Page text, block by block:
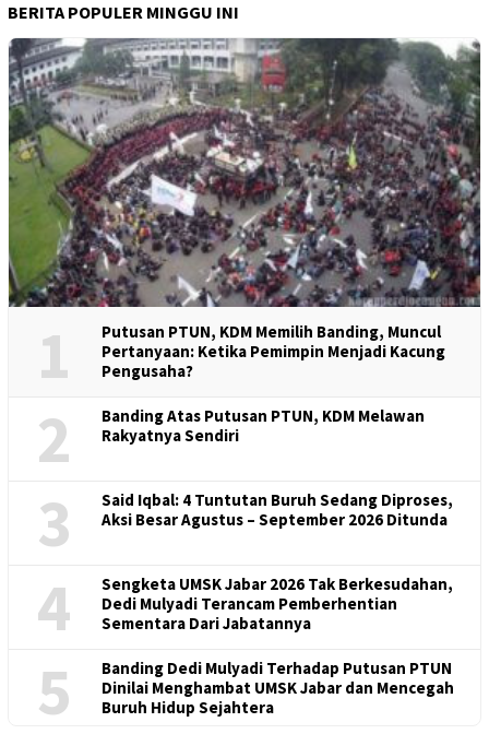
BERITA POPULER MINGGU INI
1
Putusan PTUN, KDM Memilih Banding, Muncul
Pertanyaan: Ketika Pemimpin Menjadi Kacung
Pengusaha?
2
Banding Atas Putusan PTUN, KDM Melawan
Rakyatnya Sendiri
3
Said Iqbal: 4 Tuntutan Buruh Sedang Diproses,
Aksi Besar Agustus – September 2026 Ditunda
4
Sengketa UMSK Jabar 2026 Tak Berkesudahan,
Dedi Mulyadi Terancam Pemberhentian
Sementara Dari Jabatannya
5
Banding Dedi Mulyadi Terhadap Putusan PTUN
Dinilai Menghambat UMSK Jabar dan Mencegah
Buruh Hidup Sejahtera